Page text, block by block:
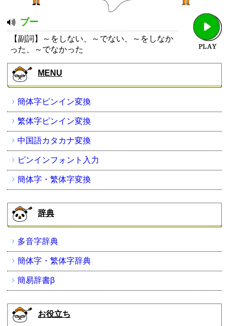
ブー
【副詞】～をしない、～でない、～をしなか
った、～でなかった
MENU
簡体字ピンイン変換
繁体字ピンイン変換
中国語カタカナ変換
ピンインフォント入力
簡体字・繁体字変換
辞典
多音字辞典
簡体字・繁体字辞典
簡易辞書β
お役立ち